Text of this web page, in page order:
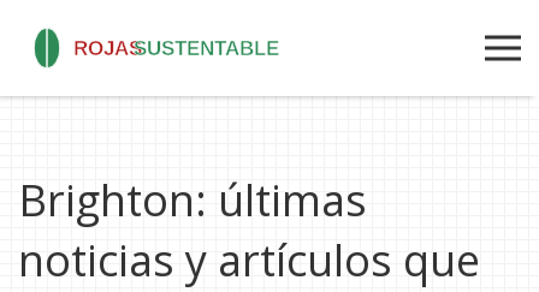
Brighton: últimas
noticias y artículos que